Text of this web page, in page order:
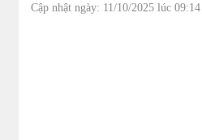
Cập nhật ngày: 11/10/2025 lúc 09:14